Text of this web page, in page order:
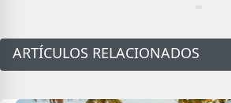
ARTÍCULOS RELACIONADOS